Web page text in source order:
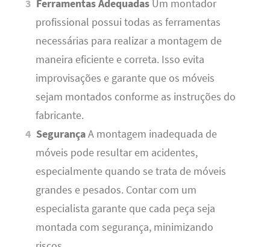
Ferramentas Adequadas Um montador
profissional possui todas as ferramentas
necessárias para realizar a montagem de
maneira eficiente e correta. Isso evita
improvisações e garante que os móveis
sejam montados conforme as instruções do
fabricante.
SegurançaA montagem inadequada de
móveis pode resultar em acidentes,
especialmente quando se trata de móveis
grandes e pesados. Contar com um
especialista garante que cada peça seja
montada com segurança, minimizando